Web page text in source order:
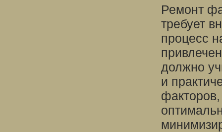
Ремонт
требует
процесс
должно
и